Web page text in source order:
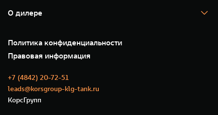
Корпоративным клиентам
Зарядные станции
Помощь на дороге
Новые цифровые сервисы TANK
Сервис
Нулевое ТО
Моторные масла
О дилере
35 лет GWM
GWM ТЕХ ДЕНЬ
Новости
Политика конфиденциальности
Правовая информация
+7 (4842) 20-72-51
leads@korsgroup-klg-tank.ru
КорсГрупп